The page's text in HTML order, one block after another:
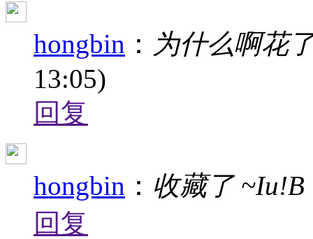
hongbin ： 为什么啊花
13:05)
回复
hongbin ： 收藏了
回复